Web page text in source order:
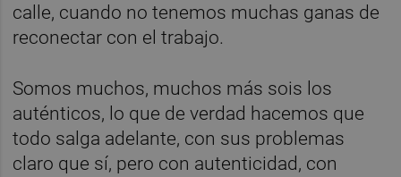
calle, cuando no tenemos muchas ganas de
reconectar con el trabajo.
Somos muchos, muchos más sois los
auténticos, lo que de verdad hacemos que
todo salga adelante, con sus problemas
claro que sí, pero con autenticidad, con